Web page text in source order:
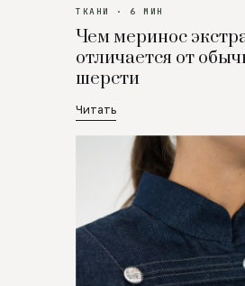
ТКАНИ · 6 МИН
Чем меринос
отличается от
шерсти
Читать